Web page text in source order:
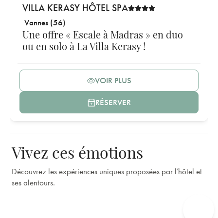
VILLA KERASY HÔTEL SPA
Vannes (56)
Une offre « Escale à Madras » en duo
ou en solo à La Villa Kerasy !
VOIR PLUS
RÉSERVER
Vivez ces émotions
Découvrez les expériences uniques proposées par l’hôtel et
ses alentours.